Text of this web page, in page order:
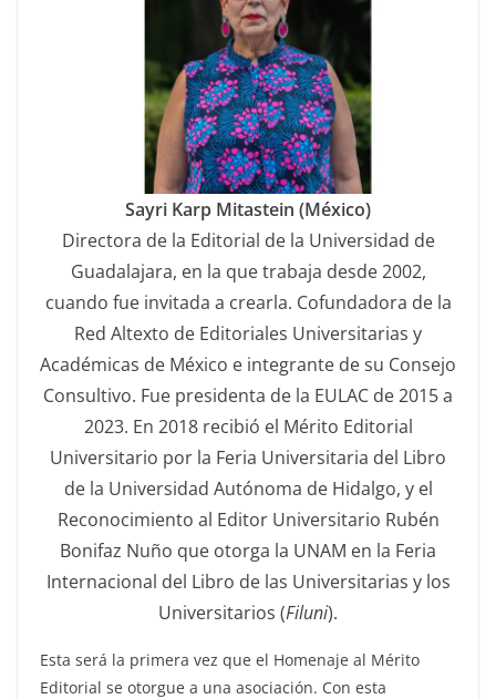
Sayri Karp Mitastein (México)
Directora de la Editorial de la Universidad de
Guadalajara, en la que trabaja desde 2002,
cuando fue invitada a crearla. Cofundadora de la
Red Altexto de Editoriales Universitarias y
Académicas de México e integrante de su Consejo
Consultivo. Fue presidenta de la EULAC de 2015 a
2023. En 2018 recibió el Mérito Editorial
Universitario por la Feria Universitaria del Libro
de la Universidad Autónoma de Hidalgo, y el
Reconocimiento al Editor Universitario Rubén
Bonifaz Nuño que otorga la UNAM en la Feria
Internacional del Libro de las Universitarias y los
Universitarios (Filuni).
Esta será la primera vez que el Homenaje al Mérito
Editorial se otorgue a una asociación. Con esta